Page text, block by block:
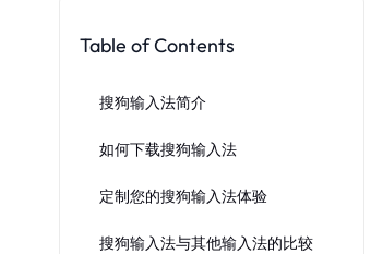
Table of Contents
搜狗输入法简介
如何下载搜狗输入法
定制您的搜狗输入法体验
搜狗输入法与其他输入法的比较